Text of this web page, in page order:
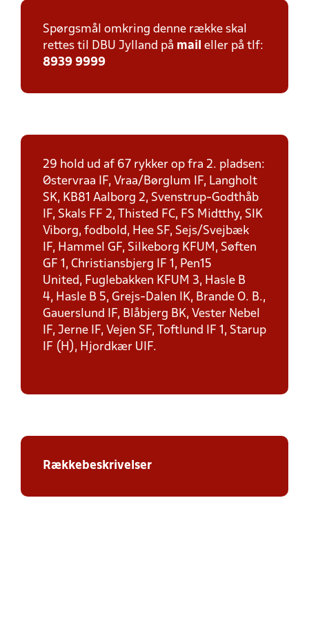
Spørgsmål omkring denne række skal
rettes til DBU Jylland på mail eller på tlf:
8939 9999
29 hold ud af 67 rykker op fra 2. pladsen:
Østervraa IF, Vraa/Børglum IF, Langholt
SK, KB81 Aalborg 2, Svenstrup-Godthåb
IF, Skals FF 2, Thisted FC, FS Midtthy, SIK
Viborg, fodbold, Hee SF, Sejs/Svejbæk
IF, Hammel GF, Silkeborg KFUM, Søften
GF 1, Christiansbjerg IF 1, Pen15
United, Fuglebakken KFUM 3, Hasle B
4, Hasle B 5, Grejs-Dalen IK, Brande O. B.,
Gauerslund IF, Blåbjerg BK, Vester Nebel
IF, Jerne IF, Vejen SF, Toftlund IF 1, Starup
IF (H), Hjordkær UIF.
Rækkebeskrivelser